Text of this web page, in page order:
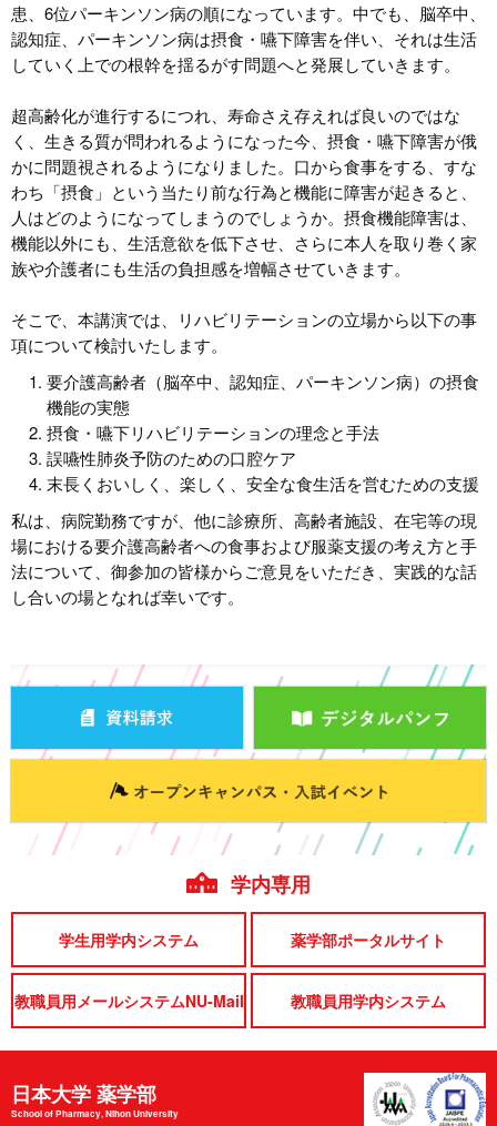
患、6位パーキンソン病の順になっています。中でも、脳卒中、
認知症、パーキンソン病は摂食・嚥下障害を伴い、それは生活
していく上での根幹を揺るがす問題へと発展していきます。
超高齢化が進行するにつれ、寿命さえ存えれば良いのではな
く、生きる質が問われるようになった今、摂食・嚥下障害が俄
かに問題視されるようになりました。口から食事をする、すな
わち「摂食」という当たり前な行為と機能に障害が起きると、
人はどのようになってしまうのでしょうか。摂食機能障害は、
機能以外にも、生活意欲を低下させ、さらに本人を取り巻く家
族や介護者にも生活の負担感を増幅させていきます。
そこで、本講演では、リハビリテーションの立場から以下の事
項について検討いたします。
要介護高齢者（脳卒中、認知症、パーキンソン病）の摂食
機能の実態
摂食・嚥下リハビリテーションの理念と手法
誤嚥性肺炎予防のための口腔ケア
末長くおいしく、楽しく、安全な食生活を営むための支援
私は、病院勤務ですが、他に診療所、高齢者施設、在宅等の現
場における要介護高齢者への食事および服薬支援の考え方と手
法について、御参加の皆様からご意見をいただき、実践的な話
し合いの場となれば幸いです。
学内専用
学生用学内システム 薬学部ポータルサイト
教職員用メールシステムNU-Mail 教職員用学内システム
日本大学 薬学部
School of Pharmacy, Nihon University